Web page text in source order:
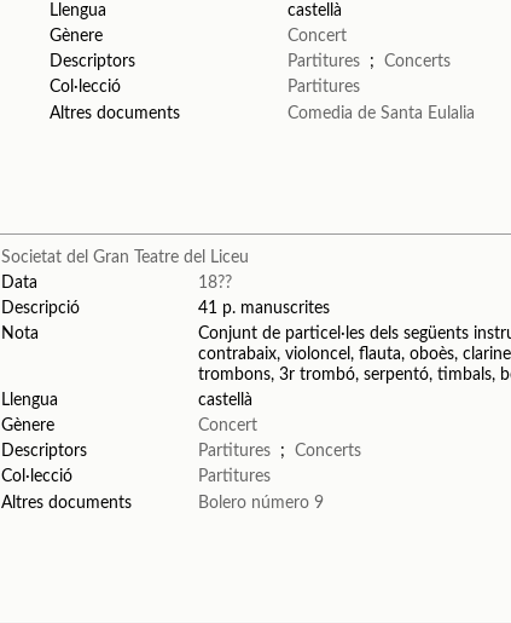
Llengua
castellà
Gènere
Concert
Descriptors
Partitures ;Concerts
Col·lecció
Partitures
Altres documents
Comedia de Santa Eulalia
Societat del Gran Teatre del Liceu
Data
18??
Descripció
41 p. manuscrites
Nota
Conjunt de particel·les dels següents
contrabaix, violoncel, flauta, oboès,
trombons, 3r trombó, serpentó, timbals,
Llengua
castellà
Gènere
Concert
Descriptors
Partitures ;Concerts
Col·lecció
Partitures
Altres documents
Bolero número 9